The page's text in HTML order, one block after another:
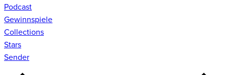
Podcast
Gewinnspiele
Collections
Stars
Sender